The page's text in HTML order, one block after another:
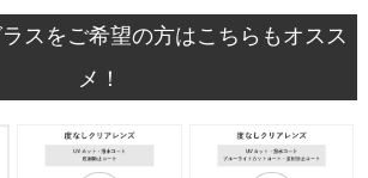
スをご希望の方はこちらもオスス
メ！